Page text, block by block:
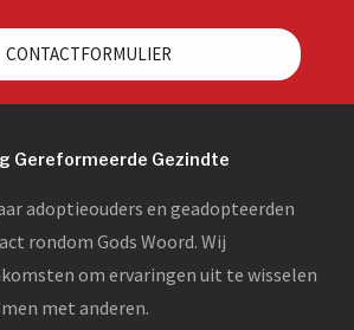
CONTACTFORMULIER
Gereformeerde Gezindte
adoptieouders en geadopteerden
rondom Gods Woord. Wij
om ervaringen uit te wisselen
met anderen.